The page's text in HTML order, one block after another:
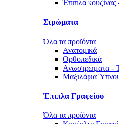
Έπιπλα κουζίνας
Στρώματα
Όλα τα προϊόντα
Ανατομικά
Ορθοπεδικά
Ανωστρώματα -
Μαξιλάρια
Έπιπλα Γραφείου
Όλα τα προϊόντα